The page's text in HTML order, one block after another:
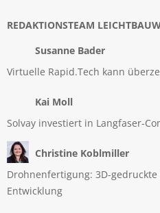
REDAKTIONSTEAM
Susanne Bader
Virtuelle Rapid.Tech kann
Kai Moll
Solvay investiert in Langfaser-
Christine Koblmiller
Drohnenfertigung: 3D-
Entwicklung